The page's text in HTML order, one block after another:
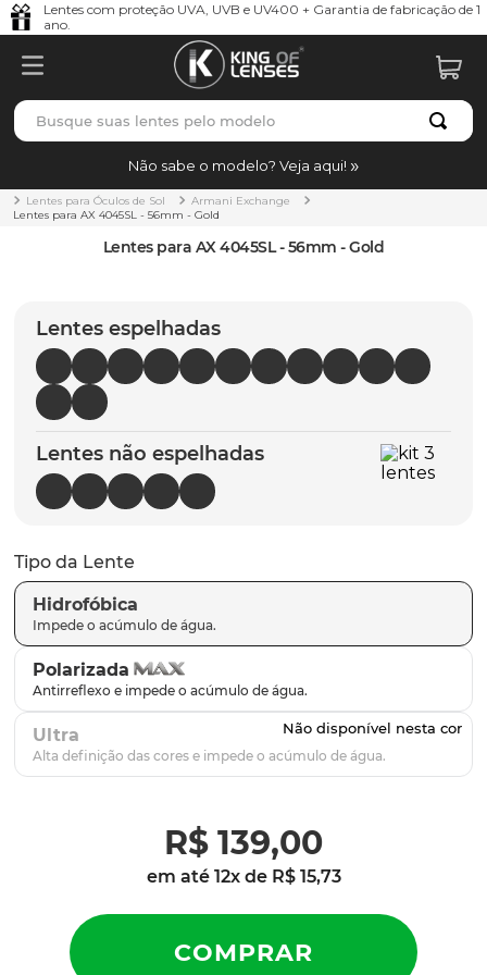
Lentes com proteção UVA, UVB e UV400 + Garantia de fabricação de 1
ano.
Busque suas lentes pelo modelo
Não sabe o modelo? Veja aqui!
Lentes para Óculos de Sol
Armani Exchange
Lentes para AX 4045SL - 56mm - Gold
Lentes para AX 4045SL - 56mm - Gold
Lentes espelhadas
Lentes não espelhadas
Tipo da Lente
Hidrofóbica
Polarizada
Ultra
R$ 139,00
em até 12x de R$ 15,73
TERMOS MAIS BUSCADOS
1º borrachas
holbrook
5º chaves
6º t-shock
7º gasket
8º parafusos
9º latch